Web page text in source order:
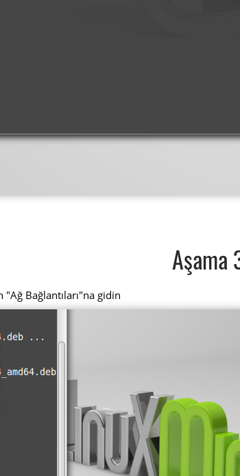
Aşama
"Ağ Bağlantıları"na gidin